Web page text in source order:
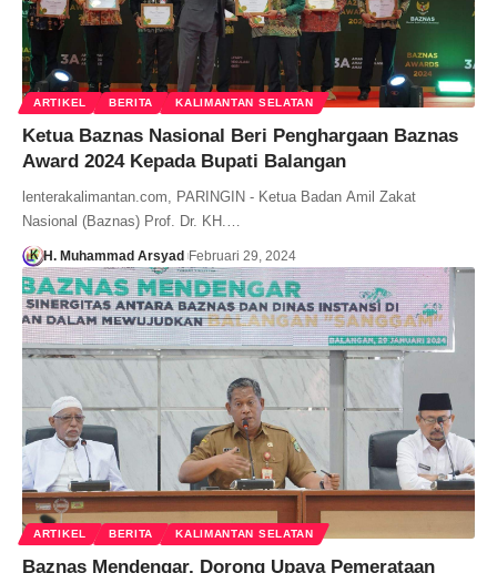
ARTIKEL BERITA KALIMANTAN SELATAN
Ketua Baznas Nasional Beri Penghargaan Baznas
Award 2024 Kepada Bupati Balangan
lenterakalimantan.com, PARINGIN - Ketua Badan Amil Zakat
Nasional (Baznas) Prof. Dr. KH.…
H. Muhammad Arsyad Februari 29, 2024
ARTIKEL BERITA KALIMANTAN SELATAN
Baznas Mendengar, Dorong Upaya Pemerataan